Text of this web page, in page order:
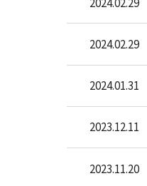
2024.02.29
2024.01.31
2023.12.11
2023.11.20